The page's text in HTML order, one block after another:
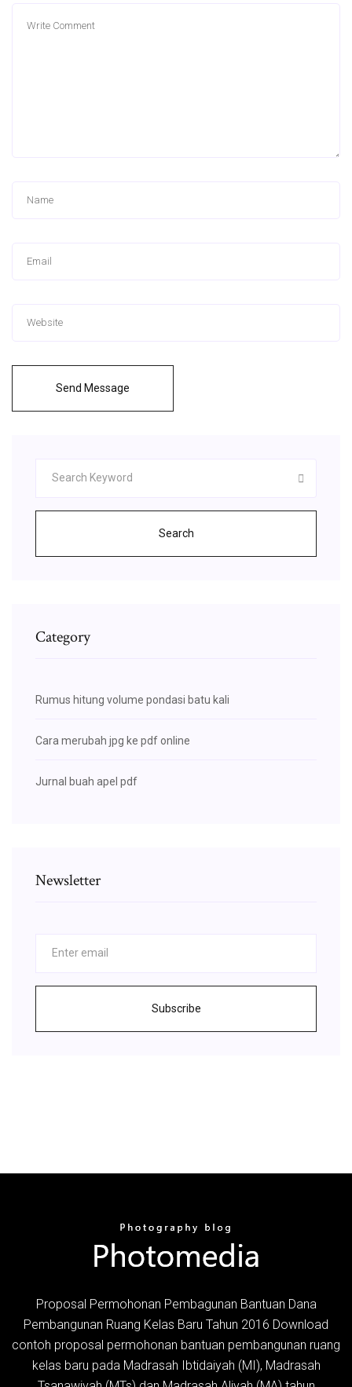
Send Message
Search
Category
Rumus hitung volume pondasi batu kali
Cara merubah jpg ke pdf online
Jurnal buah apel pdf
Newsletter
Subscribe
Proposal Permohonan Pembagunan Bantuan Dana
Pembangunan Ruang Kelas Baru Tahun 2016 Download
contoh proposal permohonan bantuan pembangunan ruang
kelas baru pada Madrasah Ibtidaiyah (MI), Madrasah